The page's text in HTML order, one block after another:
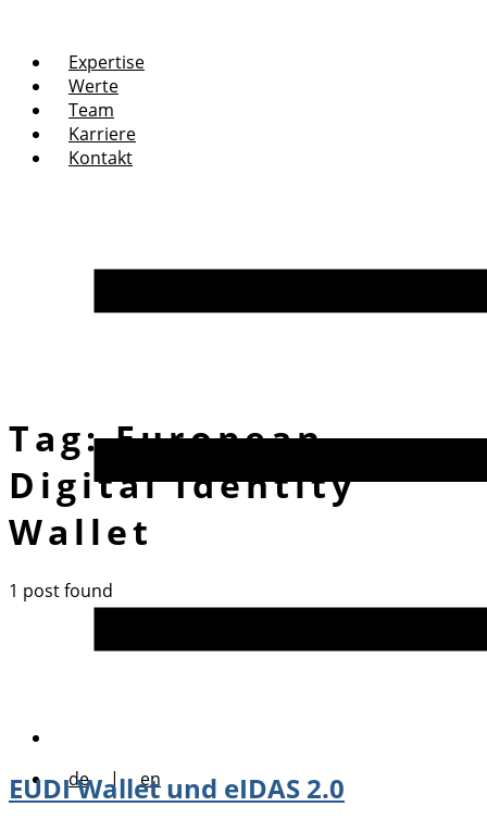
Expertise
Werte
Team
Karriere
Kontakt
de | en
Tag:European
Digital Identity
Wallet
1 post found
EUDI Wallet und eIDAS 2.0